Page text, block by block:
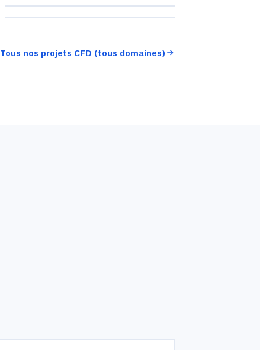
Tous nos projets CFD (tous domaines)